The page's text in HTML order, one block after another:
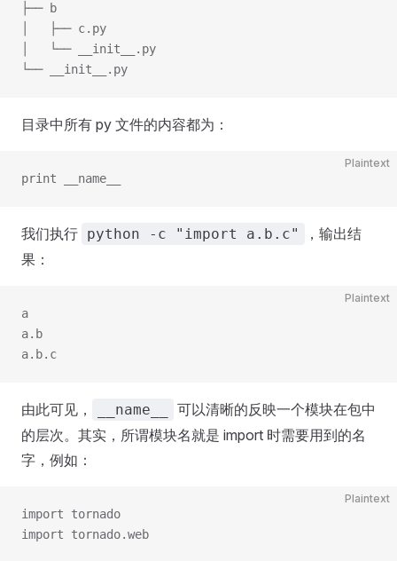
├── b
│   ├── c.py
│   └── __init__.py
└── __init__.py
目录中所有 py 文件的内容都为：
Plaintext
print __name__
我们执行 python -c "import a.b.c"
，输出结
果：
Plaintext
a
a.b
a.b.c
由此可见， __name__
可以清晰的反映一个模块在包中
的层次。其实，所谓模块名就是 import 时需要用到的名
字，例如：
Plaintext
import tornado
import tornado.web